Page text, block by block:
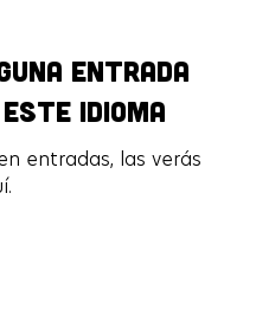
entrada
idioma
entradas, las verás
entrada
idioma
entradas, las verás